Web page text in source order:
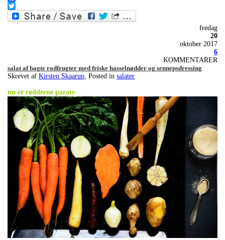
Facebook
Twitter
fredag
20
oktober 2017
6
KOMMENTARER
salat af bagte rodfrugter med friske hasselnødder og sennepsdressing
Skrevet af Kirsten Skaarup, Posted in salater
nu er rødderne parate